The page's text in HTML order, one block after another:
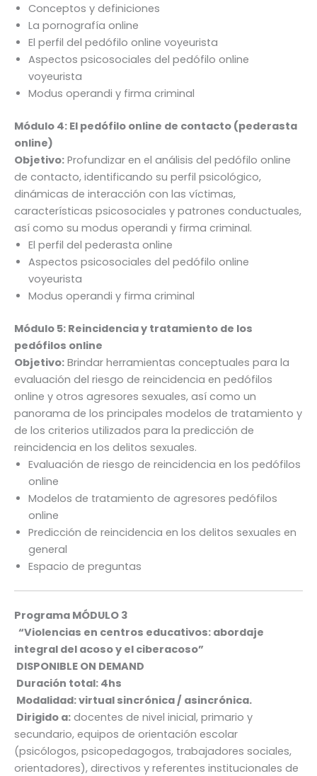
Conceptos y definiciones
La pornografía online
El perfil del pedófilo online voyeurista
Aspectos psicosociales del pedófilo online
voyeurista
Modus operandi y firma criminal
Módulo 4: El pedófilo online de contacto (pederasta
online)
Objetivo: Profundizar en el análisis del pedófilo online
de contacto, identificando su perfil psicológico,
dinámicas de interacción con las víctimas,
características psicosociales y patrones conductuales,
así como su modus operandi y firma criminal.
El perfil del pederasta online
Aspectos psicosociales del pedófilo online
voyeurista
Modus operandi y firma criminal
Módulo 5: Reincidencia y tratamiento de los
pedófilos online
Objetivo: Brindar herramientas conceptuales para la
evaluación del riesgo de reincidencia en pedófilos
online y otros agresores sexuales, así como un
panorama de los principales modelos de tratamiento y
de los criterios utilizados para la predicción de
reincidencia en los delitos sexuales.
Evaluación de riesgo de reincidencia en los pedófilos
online
Modelos de tratamiento de agresores pedófilos
online
Predicción de reincidencia en los delitos sexuales en
general
Espacio de preguntas
Programa MÓDULO 3
“Violencias en centros educativos: abordaje
integral del acoso y el ciberacoso”
DISPONIBLE ON DEMAND
Duración total: 4hs
Modalidad: virtual sincrónica / asincrónica.
Dirigido a: docentes de nivel inicial, primario y
secundario, equipos de orientación escolar
(psicólogos, psicopedagogos, trabajadores sociales,
orientadores), directivos y referentes institucionales de